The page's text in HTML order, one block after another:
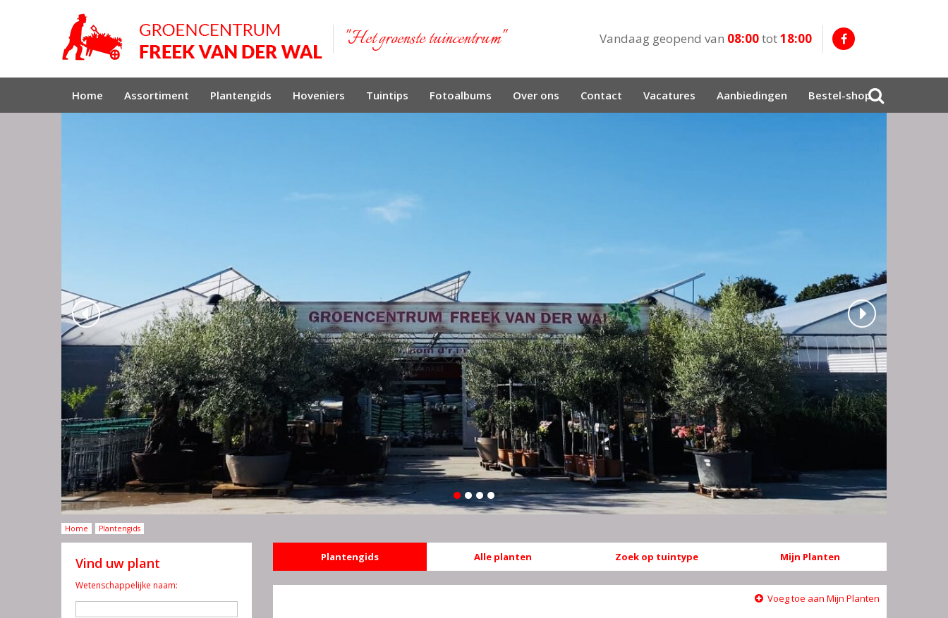
Home Plantengids
"Het groenste tuincentrum" Vandaag geopend van 08:00tot18:00
Home Assortiment Plantengids Hoveniers Tuintips Fotoalbums Over ons Contact Vacatures Aanbiedingen Bestel-shop
Plantengids Alle planten Zoek op tuintype Mijn Planten
Voeg toe aan Mijn Planten
Vind uw plant
Wetenschappelijke naam: